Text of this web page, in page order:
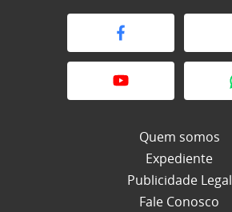
Quem somos
Expediente
Publicidade Legal
Fale Conosco